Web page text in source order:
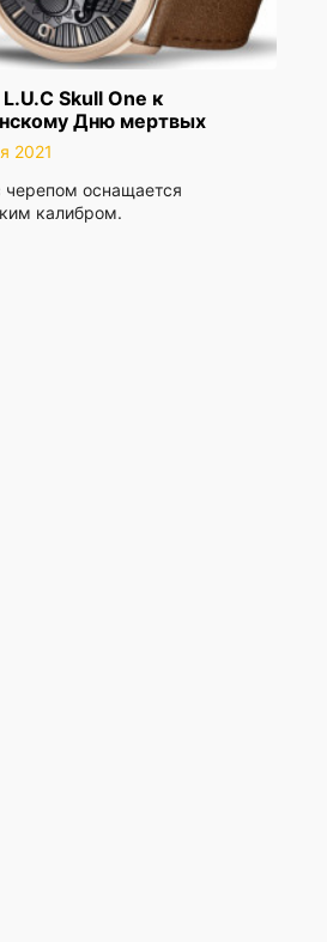
Skull One к
Дню мертвых
2021
черепом оснащается
калибром.